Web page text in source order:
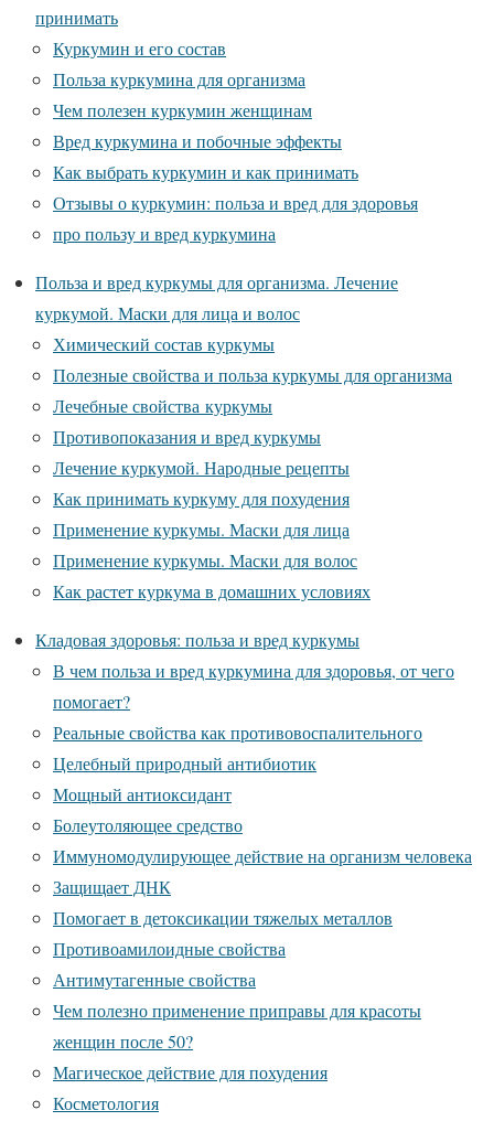
принимать
Куркумин и его состав
Польза куркумина для организма
Чем полезен куркумин женщинам
Вред куркумина и побочные эффекты
Как выбрать куркумин и как принимать
Отзывы о куркумин: польза и вред для здоровья
про пользу и вред куркумина
Польза и вред куркумы для организма. Лечение
куркумой. Маски для лица и волос
Химический состав куркумы
Полезные свойства и польза куркумы для организма
Лечебные свойства куркумы
Противопоказания и вред куркумы
Лечение куркумой. Народные рецепты
Как принимать куркуму для похудения
Применение куркумы. Маски для лица
Применение куркумы. Маски для волос
Как растет куркума в домашних условиях
Кладовая здоровья: польза и вред куркумы
В чем польза и вред куркумина для здоровья, от чего
помогает?
Реальные свойства как противовоспалительного
Целебный природный антибиотик
Мощный антиоксидант
Болеутоляющее средство
Иммуномодулирующее действие на организм человека
Защищает ДНК
Помогает в детоксикации тяжелых металлов
Противоамилоидные свойства
Антимутагенные свойства
Чем полезно применение приправы для красоты
женщин после 50?
Магическое действие для похудения
Косметология